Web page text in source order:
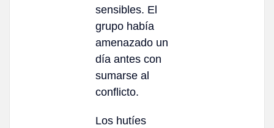
sensibles. El
grupo había
amenazado un
día antes con
sumarse al
conflicto.
Los hutíes